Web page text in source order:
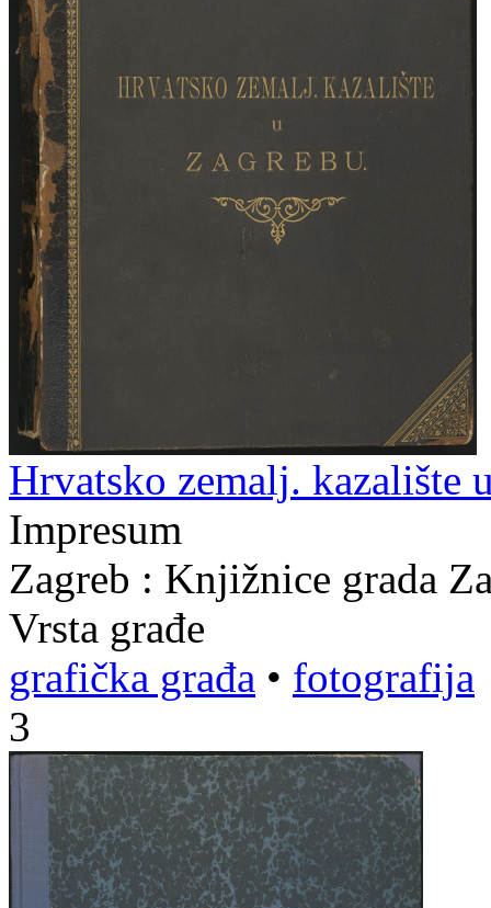
Hrvatsko zemalj. kazalište
Impresum
Zagreb : Knjižnice grada
Vrsta građe
grafička građa • fotografija
3